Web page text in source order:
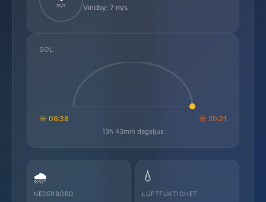
m/s Vindby: 7 m/s
SOL
☼ 06:38 ☼ 20:21
13h 43min dagsljus
🌧️
NEDERBÖRD
💧
LUFTFUKTIGHET